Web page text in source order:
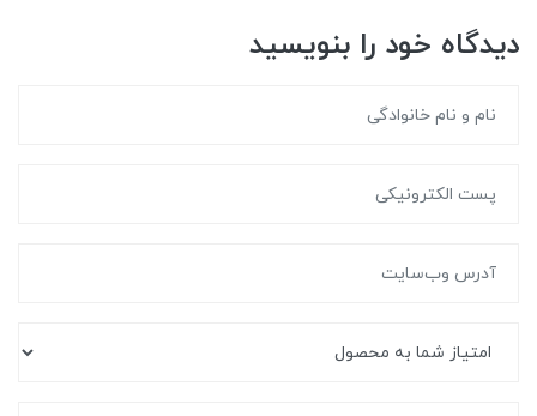
دیدگاه خود را بنویسید